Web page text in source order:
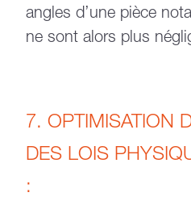
angles d’une pièce
ne sont alors plus
7. OPTIMISATION
DES LOIS
: